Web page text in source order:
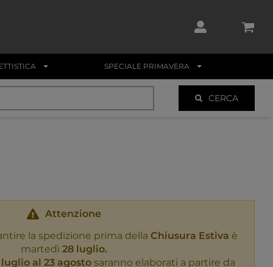
SPECIALE PRIMAVERA
CERCA
Attenzione
la spedizione prima della Chiusura Estiva è
martedì 28 luglio.
al 23 agosto saranno elaborati a partire da